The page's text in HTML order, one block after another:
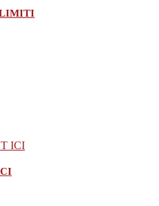
LIMITI